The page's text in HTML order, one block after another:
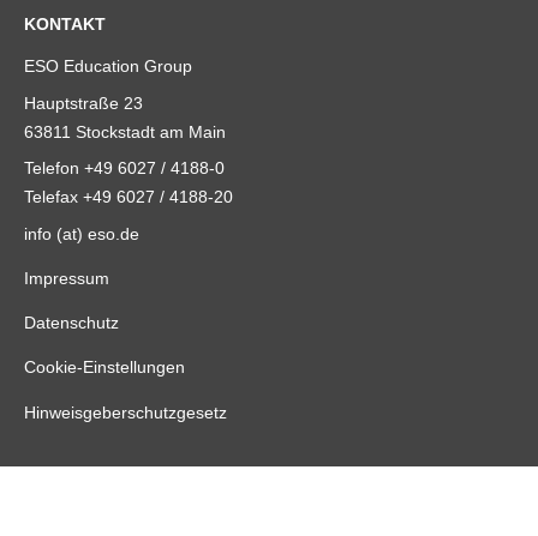
KONTAKT
ESO Education Group
Hauptstraße 23
63811 Stockstadt am Main
Telefon +49 6027 / 4188-0
Telefax +49 6027 / 4188-20
info (at) eso.de
Impressum
Datenschutz
Cookie-Einstellungen
Hinweisgeberschutzgesetz